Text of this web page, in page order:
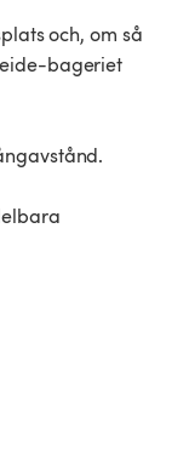
och, om så
bageriet